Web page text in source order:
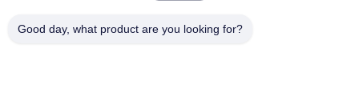
Good day, what product are you looking for?